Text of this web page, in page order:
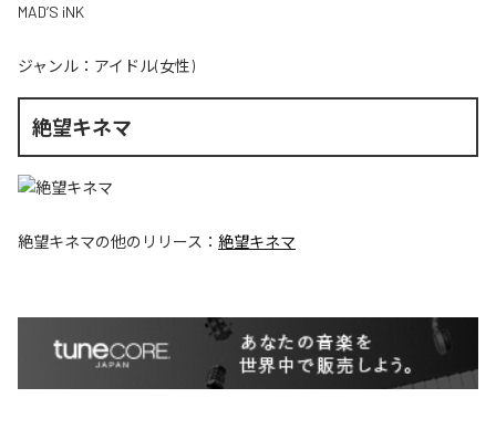
MAD’S iNK
ジャンル： アイドル(女性)
絶望キネマ
絶望キネマの他のリリース： 絶望キネマ